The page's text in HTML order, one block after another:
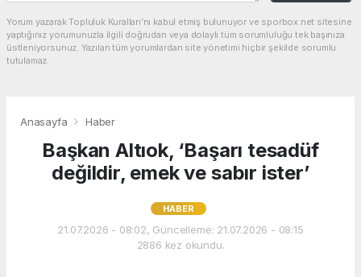
Yorum yazarak Topluluk Kuralları’nı kabul etmiş bulunuyor ve sporbox.net sitesine
yaptığınız yorumunuzla ilgili doğrudan veya dolaylı tüm sorumluluğu tek başınıza
üstleniyorsunuz. Yazılan tüm yorumlardan site yönetimi hiçbir şekilde sorumlu
tutulamaz.
Anasayfa Haber
Başkan Altıok, ‘Başarı tesadüf
değildir, emek ve sabır ister’
HABER
21.07.2026 - 08:02, Güncelleme: 21.07.2026 - 08:15
2886 kez okundu.